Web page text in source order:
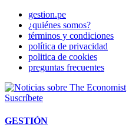
gestion.pe
¿quiénes somos?
términos y condiciones
política de privacidad
politica de cookies
preguntas frecuentes
Suscríbete
GESTIÓN